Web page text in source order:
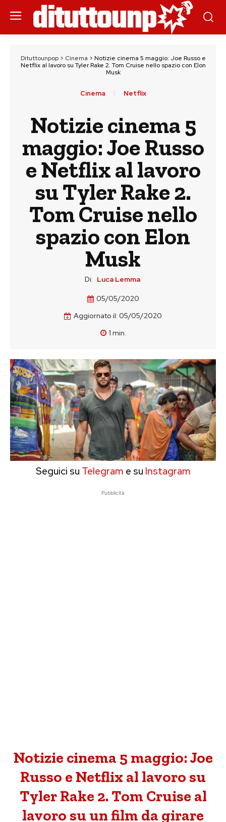
Dituttounpop> Cinema > Notizie cinema 5 maggio: Joe Russo e
Netflix al lavoro su Tyler Rake 2. Tom Cruise nello spazio con Elon
Musk
Cinema Netflix
Notizie cinema 5
maggio: Joe Russo
e Netflix al lavoro
su Tyler Rake 2.
Tom Cruise nello
spazio con Elon
Musk
Di: Luca Lemma
05/05/2020
Aggiornato il: 05/05/2020
1 min.
Seguici su Telegram e su Instagram
Pubblicità
Notizie cinema 5 maggio: Joe
Russo e Netflix al lavoro su
Tyler Rake 2. Tom Cruise al
lavoro su un film da girare